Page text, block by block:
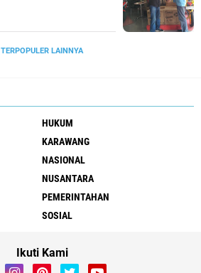
TERPOPULER LAINNYA
HUKUM
KARAWANG
NASIONAL
NUSANTARA
PEMERINTAHAN
SOSIAL
Ikuti Kami